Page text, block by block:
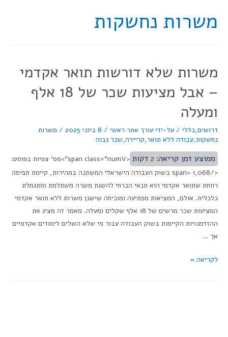
משרות נחשקות
משרות שלא דורשות תואר אקדמי
– אבל מציעות שכר של 18 אלף
ומעלה
דרושים,כללי / על-ידי עורך אתר ראשי / 8 ביוני 2025 / משרות
נחשקות,עבודה ללא תואר,קריירה,שכר גבוה
ממוצע זמן קריאה: 2 דקות
<span class="numV">מס' צפיות בפוסט:
</span> 1,068 בשוק העבודה הישראלי המשתנה במהירות, קיימת תפיסה
רווחת שתואר אקדמי הוא תנאי הכרחי להשגת משרה משתלמת ומתגמלת
כלכלית. אולם, המציאות מפתיעה ומוכיחה שישנן משרות ללא תואר אקדמי
המציעות שכר מרשים של 18 אלף שקלים ומעלה. מאמר זה מציג את
ההזדמנויות הקיימות בשוק העבודה עבור מי שלא השלים לימודים אקדמיים
אך …
לקריאה »